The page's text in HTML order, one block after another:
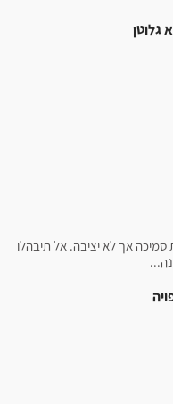
גלוטן
אך לא יציבה. אל תיבהלו